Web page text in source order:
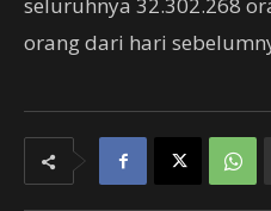
orang dari hari